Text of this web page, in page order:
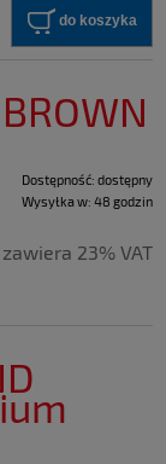
do koszyka
Dostępność: dostępny
Wysyłka w: 48 godzin
zawiera 23% VAT